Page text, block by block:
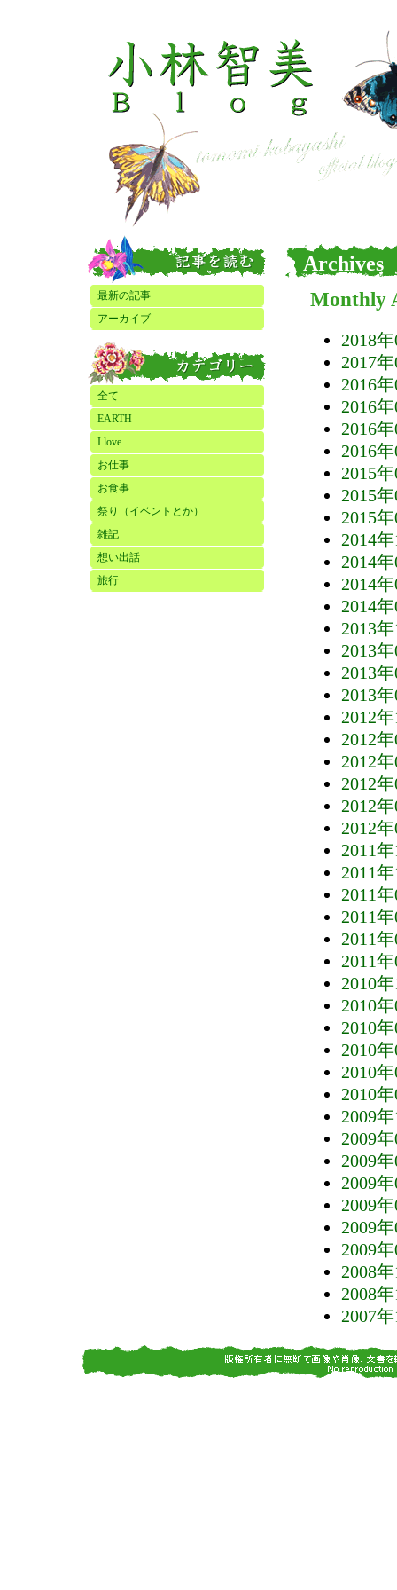
最新の記事
アーカイブ
全て
EARTH
I love
お仕事
お食事
祭り（イベントとか）
雑記
想い出話
旅行
Archives
Monthly
2018
2017
2016
2016
2016
2016
2015
2015
2015
2014
2014
2014
2014
2013
2013
2013
2013
2012
2012
2012
2012
2012
2012
2011
2011
2011
2011
2011
2011
2010
2010
2010
2010
2010
2010
2009
2009
2009
2009
2009
2009
2009
2008
2008
2007